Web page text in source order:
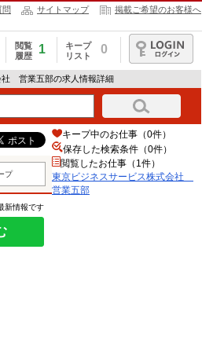
問 サイトマップ 掲載ご希望のお客様へ
閲覧
履歴
1
キープ
リスト
0
ログイン
社 営業五部の求人情報詳細
プ
新情報です
キープ中のお仕事（0件）
保存した検索条件（0件）
閲覧したお仕事（1件）
東京ビジネスサービス株式会社
営業五部